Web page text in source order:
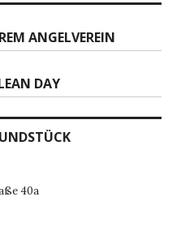
ANGELVEREIN
DAY
40a